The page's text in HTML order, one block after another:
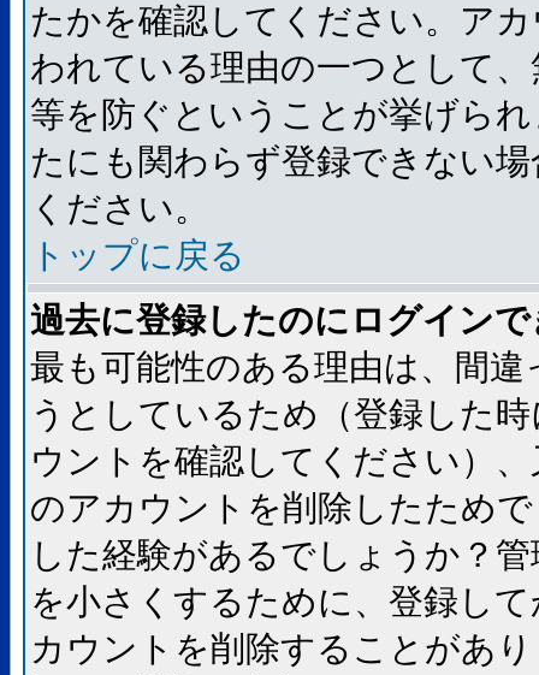
たかを確認してください。ア
われている理由の一つとして
等を防ぐということが挙げら
たにも関わらず登録できない
ください。
トップに戻る
過去に登録したのにログイン
最も可能性のある理由は、間
うとしているため（登録した
ウントを確認してください）
のアカウントを削除したため
した経験があるでしょうか？
を小さくするために、登録し
カウントを削除することがあ